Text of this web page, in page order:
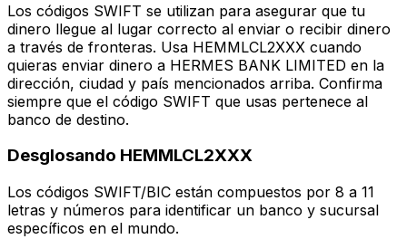
Los códigos SWIFT se utilizan para asegurar que tu
dinero llegue al lugar correcto al enviar o recibir dinero
a través de fronteras. Usa HEMMLCL2XXX cuando
quieras enviar dinero a HERMES BANK LIMITED en la
dirección, ciudad y país mencionados arriba. Confirma
siempre que el código SWIFT que usas pertenece al
banco de destino.
Desglosando HEMMLCL2XXX
Los códigos SWIFT/BIC están compuestos por 8 a 11
letras y números para identificar un banco y sucursal
específicos en el mundo.